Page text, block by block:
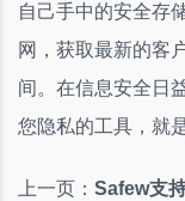
自己手中的安全存
网，获取最新的客
间。在信息安全日
您隐私的工具，就
上一页： Safew支